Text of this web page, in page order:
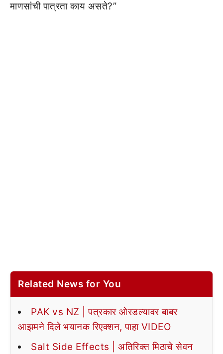
माणसांची पात्रता काय असते?”
Related News for You
PAK vs NZ | पत्रकार ओरडल्यावर बाबर
आझमने दिले भयानक रिएक्शन, पाहा VIDEO
Salt Side Effects | अतिरिक्त मिठाचे सेवन